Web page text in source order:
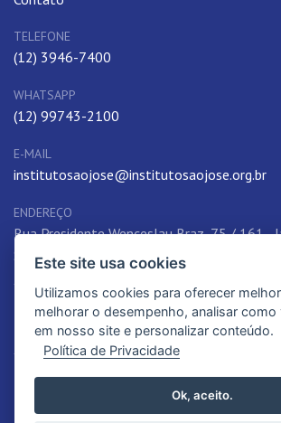
TELEFONE
(12) 3946-7400
WHATSAPP
(12) 99743-2100
E-MAIL
institutosaojose@institutosaojose.org.br
ENDEREÇO
Rua Presidente Wenceslau Braz, 75 / 161 -
São José dos Campos, SP, 12242-780, Brasil
© 2012-2026. Instituto São José | Educação de
Direitos Reservados.
Este site usa cookies
Utilizamos cookies para oferecer
melhorar o desempenho, analisar como
em nosso site e personalizar conteúdo.
Política de Privacidade
Ok, aceito.